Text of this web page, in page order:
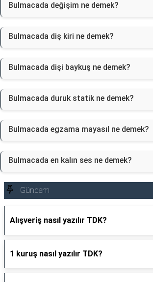
Bulmacada değişim ne demek?
Bulmacada diş kiri ne demek?
Bulmacada dişi baykuş ne demek?
Bulmacada duruk statik ne demek?
Bulmacada egzama mayasıl ne demek?
Bulmacada en kalın ses ne demek?
Gündem
Alışveriş nasıl yazılır TDK?
1 kuruş nasıl yazılır TDK?